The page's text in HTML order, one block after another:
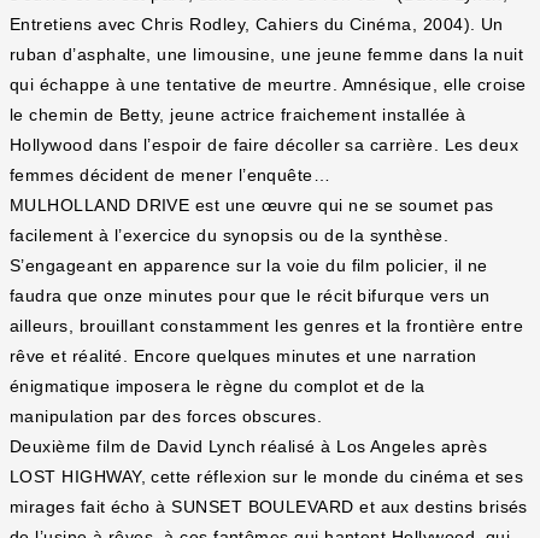
Entretiens avec Chris Rodley, Cahiers du Cinéma, 2004). Un
ruban d’asphalte, une limousine, une jeune femme dans la nuit
qui échappe à une tentative de meurtre. Amnésique, elle croise
le chemin de Betty, jeune actrice fraichement installée à
Hollywood dans l’espoir de faire décoller sa carrière. Les deux
femmes décident de mener l’enquête…
MULHOLLAND DRIVE est une œuvre qui ne se soumet pas
facilement à l’exercice du synopsis ou de la synthèse.
S’engageant en apparence sur la voie du film policier, il ne
faudra que onze minutes pour que le récit bifurque vers un
ailleurs, brouillant constamment les genres et la frontière entre
rêve et réalité. Encore quelques minutes et une narration
énigmatique imposera le règne du complot et de la
manipulation par des forces obscures.
Deuxième film de David Lynch réalisé à Los Angeles après
LOST HIGHWAY, cette réflexion sur le monde du cinéma et ses
mirages fait écho à SUNSET BOULEVARD et aux destins brisés